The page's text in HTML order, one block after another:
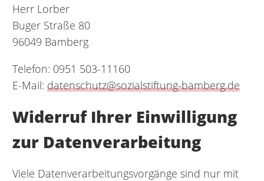
Herr Lorber
Buger Straße 80
96049 Bamberg
Telefon: 0951 503-11160
E-Mail: datenschutz@sozialstiftung-bamberg.de
Widerruf Ihrer Einwilligung
zur Datenverarbeitung
Viele Datenverarbeitungsvorgänge sind nur mit